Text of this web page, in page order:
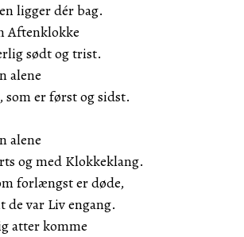
ligger dér bag.
Aftenklokke
sødt og trist.
alene
er først og sidst.
alene
og med Klokkeklang.
forlængst er døde,
var Liv engang.
atter komme